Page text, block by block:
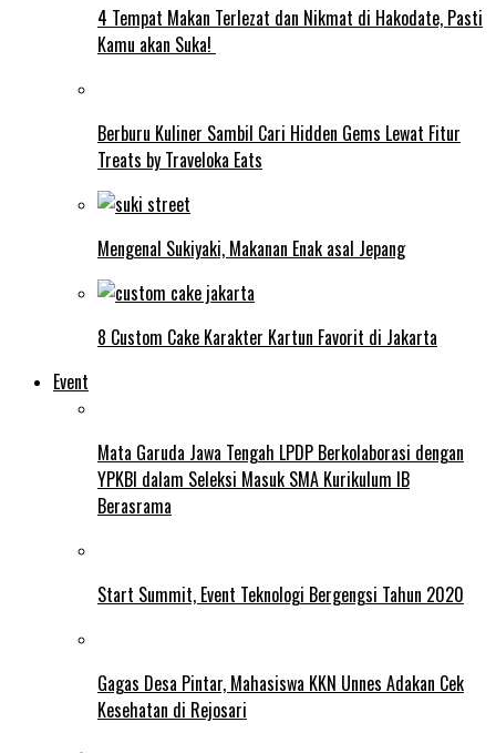
4 Tempat Makan Terlezat dan Nikmat di Hakodate, Pasti
Kamu akan Suka!
Berburu Kuliner Sambil Cari Hidden Gems Lewat Fitur
Treats by Traveloka Eats
Mengenal Sukiyaki, Makanan Enak asal Jepang
8 Custom Cake Karakter Kartun Favorit di Jakarta
Event
Mata Garuda Jawa Tengah LPDP Berkolaborasi dengan
YPKBI dalam Seleksi Masuk SMA Kurikulum IB
Berasrama
Start Summit, Event Teknologi Bergengsi Tahun 2020
Gagas Desa Pintar, Mahasiswa KKN Unnes Adakan Cek
Kesehatan di Rejosari